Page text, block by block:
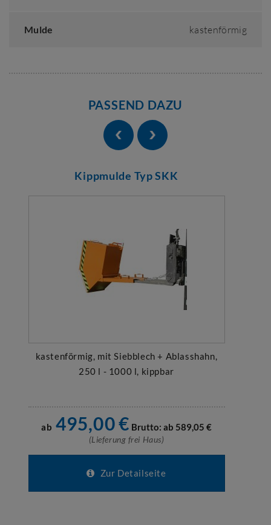
Mulde kastenförmig
PASSEND DAZU
Kippmulde Typ SKK
kastenförmig, mit Siebblech + Ablasshahn,
250 l - 1000 l, kippbar
ab 495,00€ Brutto: ab 589,05 €
(Lieferung frei Haus)
Zur Detailseite